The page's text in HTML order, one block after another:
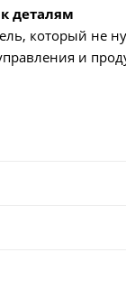
деталям
который не
и